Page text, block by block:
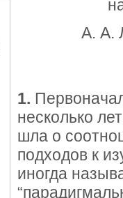
А. А.
1.
несколько
шла о
подходов к
иногда